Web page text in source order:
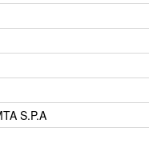
Vietnam
S.P.A